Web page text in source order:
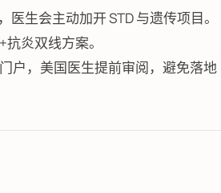
生会主动加开 STD 与遗传项目。
炎双线方案。
户，美国医生提前审阅，避免落地